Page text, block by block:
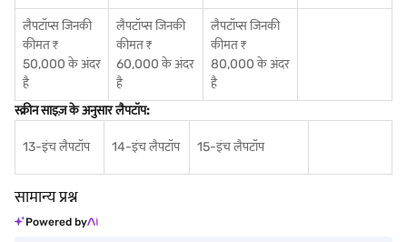
लैपटॉप्स जिनकी
कीमत ₹
50,000 के अंदर
है
लैपटॉप्स जिनकी
कीमत ₹
60,000 के अंदर
है
लैपटॉप्स जिनकी
कीमत ₹
80,000 के अंदर
है
स्क्रीन साइज़ के अनुसार लैपटॉप:
13-इंच लैपटॉप 14-इंच लैपटॉप 15-इंच लैपटॉप
सामान्य प्रश्न
Powered by